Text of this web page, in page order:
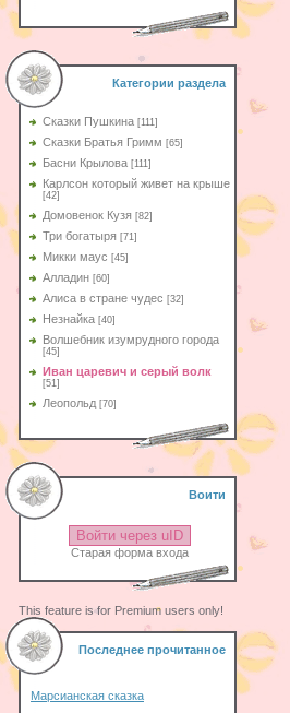
Категории раздела
Сказки Пушкина [111]
Сказки Братья Гримм [65]
Басни Крылова [111]
Карлсон который живет на крыше
[42]
Домовенок Кузя [82]
Три богатыря [71]
Микки маус [45]
Алладин [60]
Aлиса в стране чудес [32]
Незнайка [40]
Волшебник изумрудного города
[45]
Иван царевич и серый волк
[51]
Леопольд [70]
Воити
Войти через uID
Старая форма входа
This feature is for Premium users only!
Последнее прочитанное
Марсианская сказка